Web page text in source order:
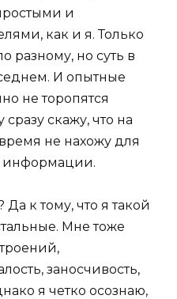
и
как и я. Только
разному, но суть в
И опытные
не торопятся
сразу скажу, что на
не нахожу для
информации.
к тому, что я такой
Мне тоже
заносчивость,
я четко осознаю,